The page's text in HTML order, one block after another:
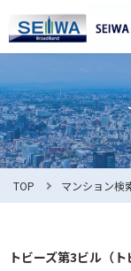
オーナー様へ
入居者様へ
お知らせ
TOP マンション検
トビーズ第3ビル（ト